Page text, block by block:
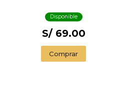
CANTOS
PINTADOS) / MY
BRILLIANT FRIEND
WITH SPRAYED
EDGES)
Disponible
S/ 69.00
Comprar